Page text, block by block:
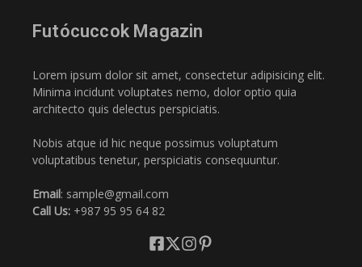
Futócuccok Magazin
Lorem ipsum dolor sit amet, consectetur adipisicing elit.
Minima incidunt voluptates nemo, dolor optio quia
architecto quis delectus perspiciatis.
Nobis atque id hic neque possimus voluptatum
voluptatibus tenetur, perspiciatis consequuntur.
Email: sample@gmail.com
Call Us: +987 95 95 64 82